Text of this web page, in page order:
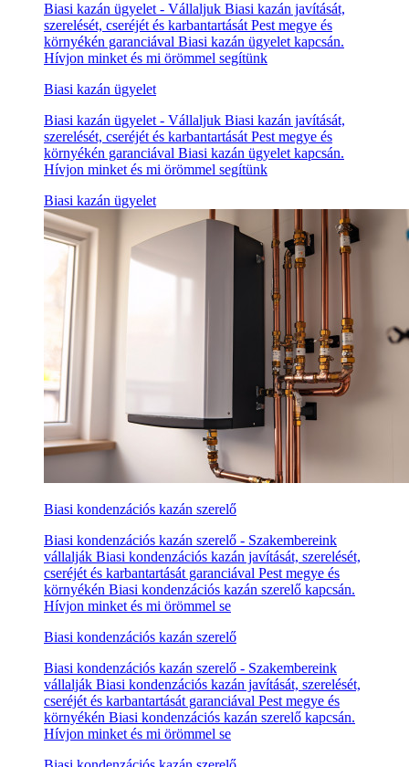
Biasi kazán ügyelet - Vállaljuk Biasi kazán javítását,
szerelését, cseréjét és karbantartását Pest megye és
környékén garanciával Biasi kazán ügyelet kapcsán.
Hívjon minket és mi örömmel segítünk
Biasi kazán ügyelet
Biasi kazán ügyelet - Vállaljuk Biasi kazán javítását,
szerelését, cseréjét és karbantartását Pest megye és
környékén garanciával Biasi kazán ügyelet kapcsán.
Hívjon minket és mi örömmel segítünk
Biasi kazán ügyelet
Biasi kondenzációs kazán szerelő
Biasi kondenzációs kazán szerelő - Szakembereink
vállalják Biasi kondenzációs kazán javítását, szerelését,
cseréjét és karbantartását garanciával Pest megye és
környékén Biasi kondenzációs kazán szerelő kapcsán.
Hívjon minket és mi örömmel se
Biasi kondenzációs kazán szerelő
Biasi kondenzációs kazán szerelő - Szakembereink
vállalják Biasi kondenzációs kazán javítását, szerelését,
cseréjét és karbantartását garanciával Pest megye és
környékén Biasi kondenzációs kazán szerelő kapcsán.
Hívjon minket és mi örömmel se